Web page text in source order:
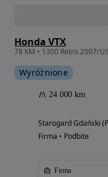
Honda VTX
Wyróżnione
24 000 km
Starogard Gdański
Firma • Podbite
Firma